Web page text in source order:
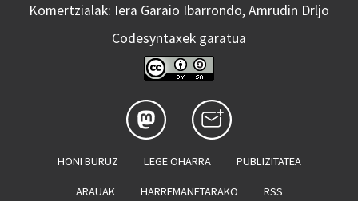
Komertzialak: Iera Garaio Ibarrondo, Amrudin Drljo
Codesyntaxek garatua
HONI BURUZ LEGE OHARRA PUBLIZITATEA
ARAUAK HARREMANETARAKO RSS